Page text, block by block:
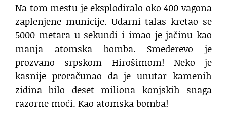
Na tom mestu je eksplodiralo oko 400 vagona
zaplenjene municije. Udarni talas kretao se
5000 metara u sekundi i imao je jačinu kao
manja atomska bomba. Smederevo je
prozvano srpskom Hirošimom! Neko je
kasnije proračunao da je unutar kamenih
zidina bilo deset miliona konjskih snaga
razorne moći. Kao atomska bomba!